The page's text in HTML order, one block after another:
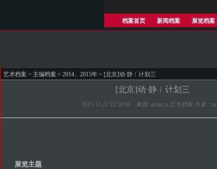
档案首页 新闻档案 展览档案
艺术档案 > 主编档案 > 2014、2015年 > [北京]动·静︱计划三
[北京]动·静︱计划三
2015-11-22 22:50:04 来源: artda.cn 艺术档案 作者：
展览主题